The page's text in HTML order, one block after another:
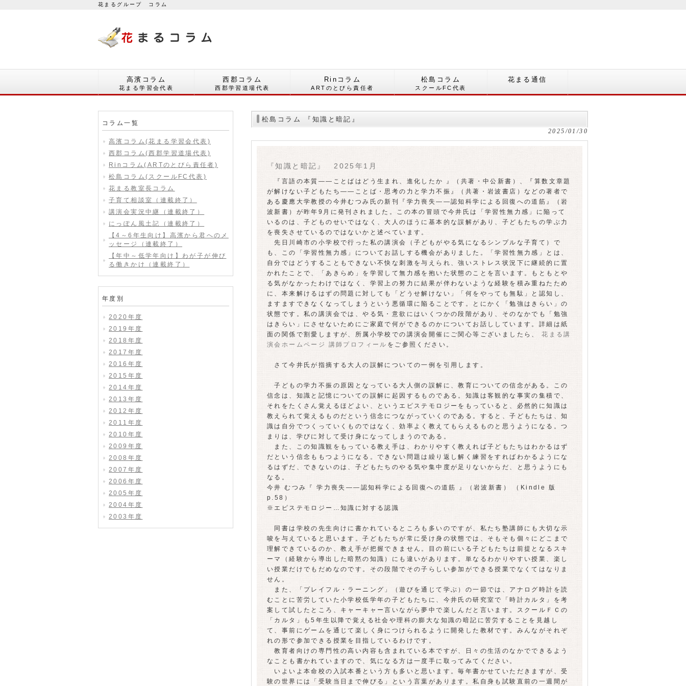
花まるグループ コラム
高濱コラム
花まる学習会代表
西郡コラム
西郡学習道場代表
Rinコラム
ARTのとびら責任者
松島コラム
スクールFC代表
花まる通信
松島コラム 『知識と暗記』
2025/01/30
『知識と暗記』 2025年1月
『言語の本質――ことばはどう生まれ、進化したか 』（共著・中公新書）、『算数文章題
が解けない子どもたち――ことば・思考の力と学力不振』（共著・岩波書店）などの著者で
ある慶應大学教授の今井むつみ氏の新刊『学力喪失――認知科学による回復への道筋』（岩
波新書）が昨年9月に発刊されました。この本の冒頭で今井氏は「学習性無力感」に陥って
いるのは、子どものせいではなく、大人のほうに基本的な誤解があり、子どもたちの学ぶ力
を喪失させているのではないかと述べています。
先日川崎市の小学校で行った私の講演会（子どもがやる気になるシンプルな子育て）で
も、この「学習性無力感」についてお話しする機会がありました。「学習性無力感」とは、
自分ではどうすることもできない不快な刺激を与えられ、強いストレス状況下に継続的に置
かれたことで、「あきらめ」を学習して無力感を抱いた状態のことを言います。もともとや
る気がなかったわけではなく、学習上の努力に結果が伴わないような経験を積み重ねたため
に、本来解けるはずの問題に対しても「どうせ解けない」「何をやっても無駄」と認知し、
ますますできなくなってしまうという悪循環に陥ることです。とにかく「勉強はきらい」の
状態です。私の講演会では、やる気・意欲にはいくつかの段階があり、そのなかでも「勉強
はきらい」にさせないためにご家庭で何ができるのかについてお話ししています。詳細は紙
面の関係で割愛しますが、所属小学校での講演会開催にご関心等ございましたら、
花まる講
演会ホームページ 講師プロフィール をご参照ください。
さて今井氏が指摘する大人の誤解についての一例を引用します。
子どもの学力不振の原因となっている大人側の誤解に、教育についての信念がある。この
信念は、知識と記憶についての誤解に起因するものである。知識は客観的な事実の集積で、
それをたくさん覚えるほどよい、というエピステモロジーをもっていると、必然的に知識は
教えられて覚えるものだという信念につながっていくのである。すると、子どもたちは、知
識は自分でつくっていくものではなく、効率よく教えてもらえるものと思うようになる。つ
まりは、学びに対して受け身になってしまうのである。
また、この知識観をもっている教え手は、わかりやすく教えれば子どもたちはわかるはず
だという信念ももつようになる。できない問題は繰り返し解く練習をすればわかるようにな
るはずだ、できないのは、子どもたちのやる気や集中度が足りないからだ、と思うようにも
なる。
今井 むつみ『 学力喪失――認知科学による回復への道筋 』（岩波新書） （Kindle 版
p.58）
※エピステモロジー…知識に対する認識
同書は学校の先生向けに書かれているところも多いのですが、私たち塾講師にも大切な示
唆を与えていると思います。子どもたちが常に受け身の状態では、そもそも個々にどこまで
理解できているのか、教え手が把握できません。目の前にいる子どもたちは前提となるスキ
ーマ（経験から導出した暗黙の知識）にも違いがあります。単なるわかりやすい授業、楽し
い授業だけでもだめなのです。その段階でその子らしい参加ができる授業でなくてはなりま
せん。
また、「プレイフル・ラーニング」（遊びを通じて学ぶ）の一節では、アナログ時計を読
むことに苦労していた小学校低学年の子どもたちに、今井氏の研究室で「時計カルタ」を考
案して試したところ、キャーキャー言いながら夢中で楽しんだと言います。スクールＦＣの
「カルタ」も5年生以降で覚える社会や理科の膨大な知識の暗記に苦労することを見越し
て、事前にゲームを通じて楽しく身につけられるように開発した教材です。みんながそれぞ
れの形で参加できる授業を目指しているわけです。
教育者向けの専門性の高い内容も含まれている本ですが、日々の生活のなかでできるよう
なことも書かれていますので、気になる方は一度手に取ってみてください。
いよいよ本命校の入試本番という方も多いと思います。毎年書かせていただきますが、受
験の世界には「受験当日まで伸びる」という言葉があります。私自身も試験直前の一週間が
コラム一覧
高濱コラム(花まる学習会代表)
西郡コラム(西郡学習道場代表)
Rinコラム(ARTのとびら責任者)
松島コラム(スクールFC代表)
花まる教室長コラム
子育て相談室（連載終了）
講演会実況中継（連載終了）
にっぽん風土記（連載終了）
【4～6年生向け】高濱から君へのメ
ッセージ（連載終了）
【年中～低学年向け】わが子が伸び
る働きかけ（連載終了）
年度別
2020年度
2019年度
2018年度
2017年度
2016年度
2015年度
2014年度
2013年度
2012年度
2011年度
2010年度
2009年度
2008年度
2007年度
2006年度
2005年度
2004年度
2003年度